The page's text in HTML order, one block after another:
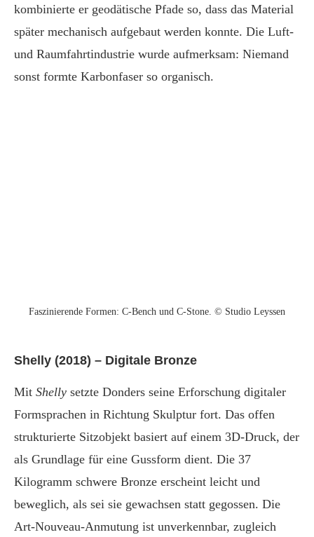
kombinierte er geodätische Pfade so, dass das Material
später mechanisch aufgebaut werden konnte. Die Luft-
und Raumfahrtindustrie wurde aufmerksam: Niemand
sonst formte Karbonfaser so organisch.
Faszinierende Formen: C-Bench und C-Stone. © Studio Leyssen
Shelly (2018) – Digitale Bronze
Mit Shelly setzte Donders seine Erforschung digitaler
Formsprachen in Richtung Skulptur fort. Das offen
strukturierte Sitzobjekt basiert auf einem 3D-Druck, der
als Grundlage für eine Gussform dient. Die 37
Kilogramm schwere Bronze erscheint leicht und
beweglich, als sei sie gewachsen statt gegossen. Die
Art-Nouveau-Anmutung ist unverkennbar, zugleich